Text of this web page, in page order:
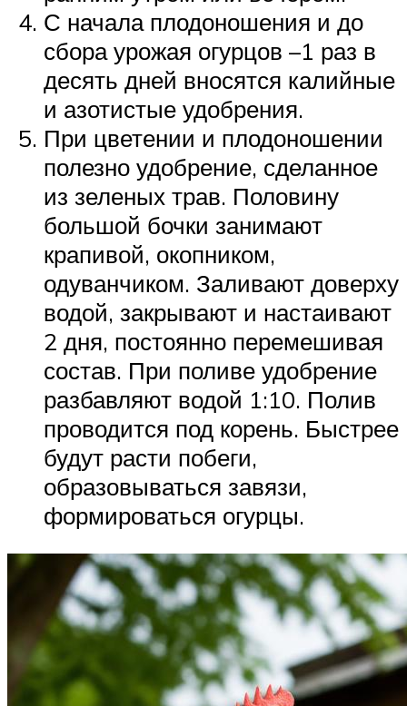
С начала плодоношения и до
сбора урожая огурцов –1 раз в
десять дней вносятся калийные
и азотистые удобрения.
При цветении и плодоношении
полезно удобрение, сделанное
из зеленых трав. Половину
большой бочки занимают
крапивой, окопником,
одуванчиком. Заливают доверху
водой, закрывают и настаивают
2 дня, постоянно перемешивая
состав. При поливе удобрение
разбавляют водой 1:10. Полив
проводится под корень. Быстрее
будут расти побеги,
образовываться завязи,
формироваться огурцы.